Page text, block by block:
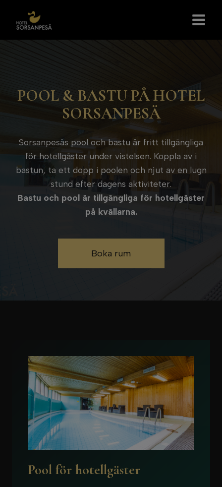
content
POOL & BASTU PÅ HOTEL
SORSANPESÄ
Sorsanpesäs pool och bastu är fritt tillgängliga
för hotellgäster under vistelsen. Koppla av i
bastun, ta ett dopp i poolen och njut av en lugn
stund efter dagens aktiviteter.
Bastu och pool är tillgängliga för hotellgäster
på kvällarna.
Boka rum
Pool för hotellgäster